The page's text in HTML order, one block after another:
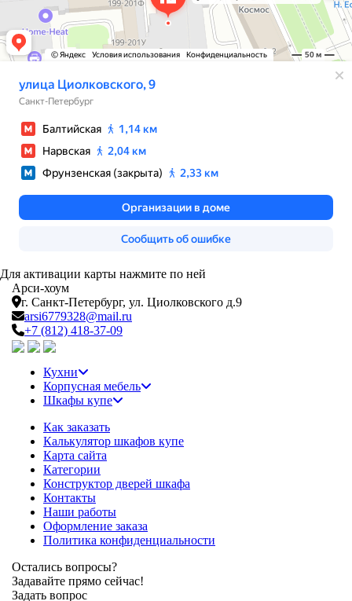
Для активации карты нажмите по ней
Арси-хоум
г. Санкт-Петербург, ул. Циолковского д.9
arsi6779328@mail.ru
+7 (812) 418-37-09
Кухни
Корпусная мебель
Шкафы купе
Как заказать
Калькулятор шкафов купе
Карта сайта
Категории
Конструктор дверей шкафа
Контакты
Наши работы
Оформление заказа
Политика конфиденциальности
Остались вопросы?
Задавайте прямо сейчас!
Задать вопрос